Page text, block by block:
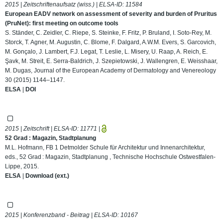
2015 | Zeitschriftenaufsatz (wiss.) | ELSA-ID: 11584
European EADV network on assessment of severity and burden of Pruritus
(PruNet): first meeting on outcome tools
S. Ständer, C. Zeidler, C. Riepe, S. Steinke, F. Fritz, P. Bruland, I. Soto‐Rey, M.
Storck, T. Agner, M. Augustin, C. Blome, F. Dalgard, A.W.M. Evers, S. Garcovich,
M. Gonçalo, J. Lambert, F.J. Legat, T. Leslie, L. Misery, U. Raap, A. Reich, E.
Şavk, M. Streit, E. Serra‐Baldrich, J. Szepietowski, J. Wallengren, E. Weisshaar,
M. Dugas, Journal of the European Academy of Dermatology and Venereology
30 (2015) 1144–1147.
ELSA | DOI
2015 | Zeitschrift | ELSA-ID: 11771 |
52 Grad : Magazin, Stadtplanung
M.L. Hofmann, FB 1 Detmolder Schule für Architektur und Innenarchitektur,
eds., 52 Grad : Magazin, Stadtplanung , Technische Hochschule Ostwestfalen-
Lippe, 2015.
ELSA | Download (ext.)
2015 | Konferenzband - Beitrag | ELSA-ID: 10167